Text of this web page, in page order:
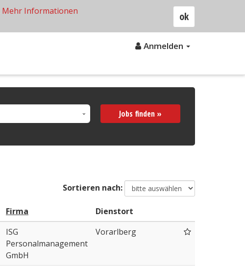
Anmelden
Jobs finden »
Sortieren nach:
Firma
Dienstort
ISG
Personalmanagement
GmbH
Vorarlberg
ok
Mehr Informationen